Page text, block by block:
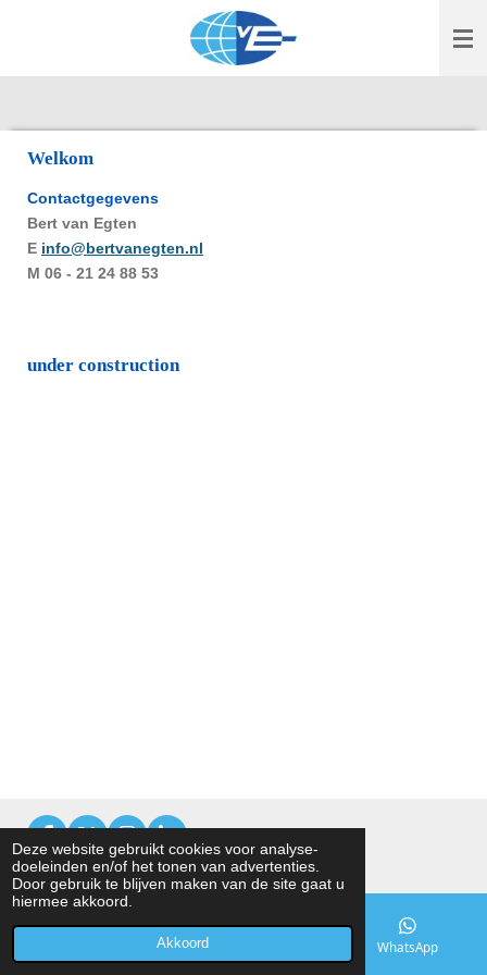
Deze website gebruikt cookies voor analyse-
doeleinden en/of het tonen van advertenties.
Door gebruik te blijven maken van de site gaat u
hiermee akkoord.
Akkoord
Welkom
Contactgegevens
Bert van Egten
E info@bertvanegten.nl
M 06 - 21 24 88 53
under construction
a
c
e
b
o
k
X
I
n
s
t
a
g
a
n
k
d
I
n
© 2016 Bert van Egten - Hoogeveen
Telefoonnummer WhatsApp